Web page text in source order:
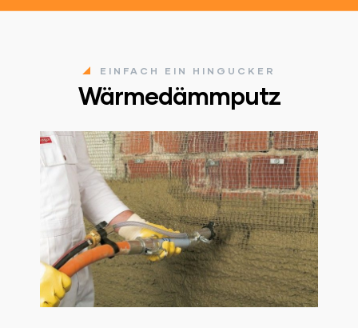
EINFACH EIN HINGUCKER
Wärmedämmputz